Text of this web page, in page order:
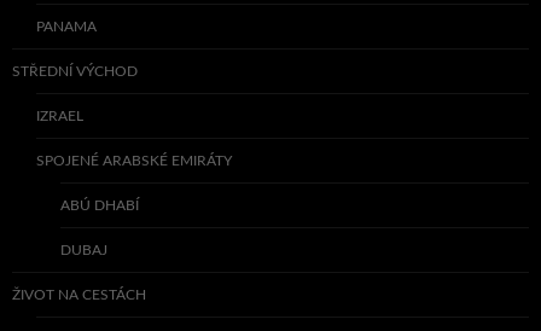
PANAMA
STŘEDNÍ VÝCHOD
IZRAEL
SPOJENÉ ARABSKÉ EMIRÁTY
ABÚ DHABÍ
DUBAJ
ŽIVOT NA CESTÁCH